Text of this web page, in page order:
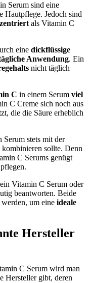
Serum sind eine
Hautpflege. Jedoch sind
als Vitamin C
eine dickflüssige
Anwendung. Ein
nicht täglich
C in einem Serum viel
C Creme sich noch aus
die die Säure erheblich
Serum stets mit der
sollte. Denn
C Serums genügt
Vitamin C Serum oder
beantworten. Beide
um eine ideale
Hersteller
C Serum wird man
Hersteller gibt, deren